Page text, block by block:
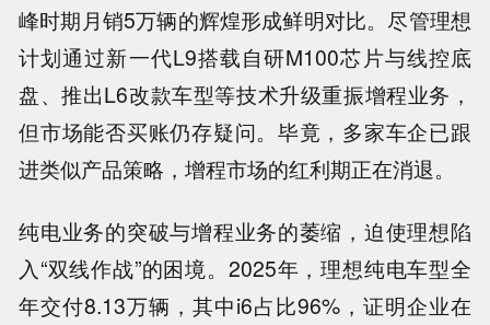
峰时期月销5万辆的辉煌形成鲜明对比。尽管理想
计划通过新一代L9搭载自研M100芯片与线控底
盘、推出L6改款车型等技术升级重振增程业务，
但市场能否买账仍存疑问。毕竟，多家车企已跟
进类似产品策略，增程市场的红利期正在消退。
纯电业务的突破与增程业务的萎缩，迫使理想陷
入“双线作战”的困境。2025年，理想纯电车型全
年交付8.13万辆，其中i6占比96%，证明企业在